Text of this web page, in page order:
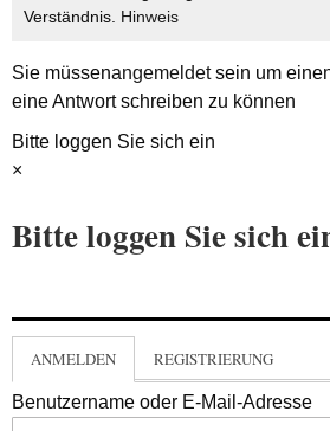
Verständnis. Hinweis
Sie müssenangemeldetsein um
eine Antwort schreiben zu können
Bitte loggen Sie sich ein
×
Bitte loggen Sie sich
ANMELDEN REGISTRIERUNG
Benutzername oder E-Mail-Adresse